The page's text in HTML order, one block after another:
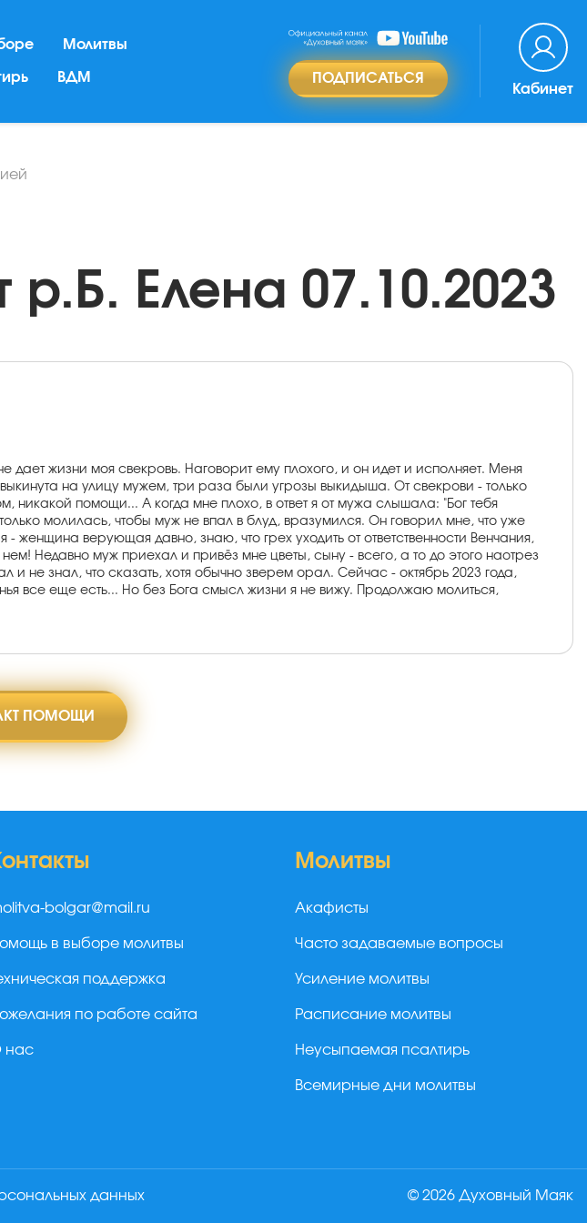
Молитвы
ВДМ ПОДПИСАТЬСЯ
Кабинет
Елена 07.10.2023
жизни моя свекровь. Наговорит ему плохого, и он идет и исполняет. Меня
на улицу мужем, три раза были угрозы выкидыша. От свекрови - только
никакой помощи... А когда мне плохо, в ответ я от мужа слышала: "Бог тебя
молилась, чтобы муж не впал в блуд, вразумился. Он говорил мне, что уже
женщина верующая давно, знаю, что грех уходить от ответственности Венчания,
Недавно муж приехал и привёз мне цветы, сыну - всего, а то до этого наотрез
не знал, что сказать, хотя обычно зверем орал. Сейчас - октябрь 2023 года,
все еще есть... Но без Бога смысл жизни я не вижу. Продолжаю молиться,
ПОМОЩИ
bolgar@mail.ru
в выборе молитвы
поддержка
по работе сайта
нас
Молитвы
Акафисты
Часто задаваемые вопросы
Усиление молитвы
Расписание молитвы
Неусыпаемая псалтирь
Всемирные дни молитвы
данных © 2026 Духовный Маяк